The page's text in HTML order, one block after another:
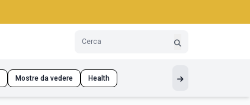
Mostre da vedere Health